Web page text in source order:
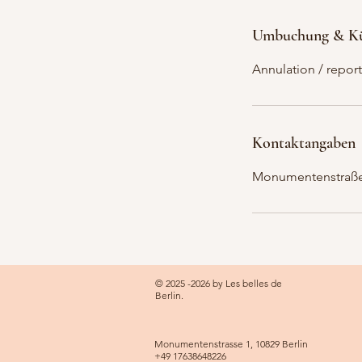
Umbuchung &
Annulation /
Kontaktangaben
© 2025 -2026 by Les belles de
Berlin.
Monumentenstrasse 1, 10829 Berlin
+49 17638648226